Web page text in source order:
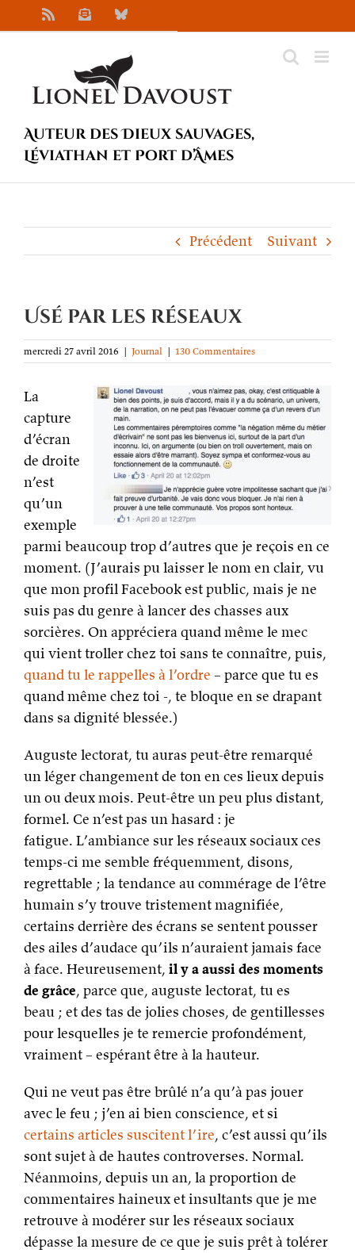
au
NewsletterBluesky
Auteur des Dieux sauvages,
Léviathan et Port d’Âmes
Précédent Suivant
Usé par les réseaux
mercredi 27 avril 2016 | Journal | 130 Commentaires
La
capture
d’écran
de droite
n’est
qu’un
exemple
parmi beaucoup trop d’autres que je reçois en ce
moment. (J’aurais pu laisser le nom en clair, vu
que mon profil Facebook est public, mais je ne
suis pas du genre à lancer des chasses aux
sorcières. On appréciera quand même le mec
qui vient troller chez toi sans te connaître, puis,
quand tu le rappelles à l’ordre – parce que tu es
quand même chez toi -, te bloque en se drapant
dans sa dignité blessée.)
Auguste lectorat, tu auras peut-être remarqué
un léger changement de ton en ces lieux depuis
un ou deux mois. Peut-être un peu plus distant,
formel. Ce n’est pas un hasard : je
fatigue. L’ambiance sur les réseaux sociaux ces
temps-ci me semble fréquemment, disons,
regrettable ; la tendance au commérage de l’être
humain s’y trouve tristement magnifiée,
certains derrière des écrans se sentent pousser
des ailes d’audace qu’ils n’auraient jamais face
à face. Heureusement, il y a aussi des moments
de grâce, parce que, auguste lectorat, tu es
beau ; et des tas de jolies choses, de gentillesses
pour lesquelles je te remercie profondément,
vraiment – espérant être à la hauteur.
Qui ne veut pas être brûlé n’a qu’à pas jouer
avec le feu ; j’en ai bien conscience, et si
certains articles suscitentl’ire, c’est aussi qu’ils
sont sujet à de hautes controverses. Normal.
Néanmoins, depuis un an, la proportion de
commentaires haineux et insultants que je me
retrouve à modérer sur les réseaux sociaux
dépasse la mesure de ce que je suis prêt à tolérer